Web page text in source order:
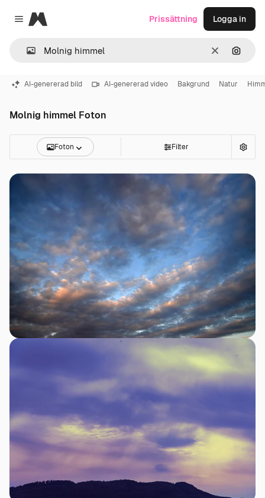
Close menu
Magnific
RensaSök
Prissättning Logga in
AI-genererad bild AI-genererad video Bakgrund Natur
Molnig himmel Foton
Foton Filter